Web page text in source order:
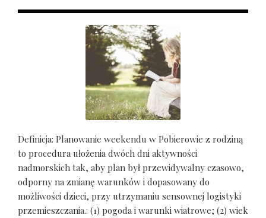
Definicja: Planowanie weekendu w Pobierowie z rodziną
to procedura ułożenia dwóch dni aktywności
nadmorskich tak, aby plan był przewidywalny czasowo,
odporny na zmianę warunków i dopasowany do
możliwości dzieci, przy utrzymaniu sensownej logistyki
przemieszczania.: (1) pogoda i warunki wiatrowe; (2) wiek